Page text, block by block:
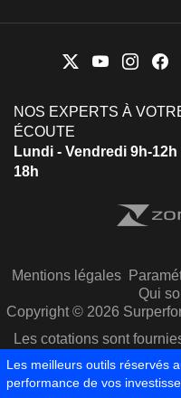
NOS EXPERTS À
ÉCOUTE
Lundi - Vendredi 9h-12h
18h
Mentions légales
Qui
Copyright © 2026
Les cotations sont
Les meilleurs outils réservés
performance de vos